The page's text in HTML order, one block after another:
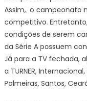
Assim, o campeonato
competitivo.
condições de serem
da Série A possuem
Já para a TV fechada,
a TURNER,
Palmeiras, Santos,